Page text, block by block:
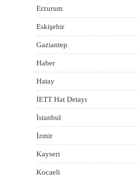
Erzurum
Eskişehir
Gaziantep
Haber
Hatay
İETT Hat Detayı
İstanbul
İzmir
Kayseri
Kocaeli